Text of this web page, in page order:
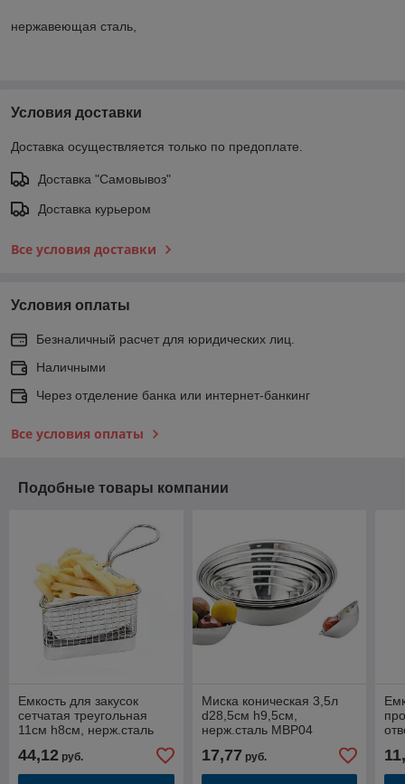
нержавеющая сталь,
Условия доставки
Доставка осуществляется только по предоплате.
Доставка "Самовывоз"
Доставка курьером
Все условия доставки
Условия оплаты
Безналичный расчет для юридических лиц.
Наличными
Через отделение банка или интернет-банкинг
Все условия оплаты
Подобные товары компании
Емкость для закусок
сетчатая треугольная
11см h8см, нерж.сталь
44,12 руб.
Миска коническая 3,5л
d28,5см h9,5см,
нерж.сталь MBP04
17,77 руб.